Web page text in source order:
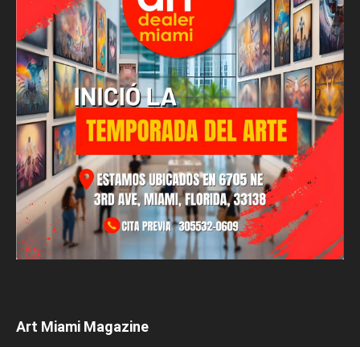
Art Miami Magazine